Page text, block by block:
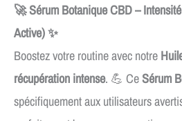
🚀 Sérum Botanique CBD –
Active) ✨
Boostez votre routine avec notre
récupération intense. 💪 CeSérum
spécifiquement aux utilisateurs